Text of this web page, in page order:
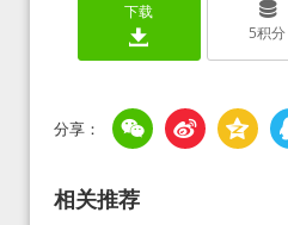
下载
5积分
相关推荐